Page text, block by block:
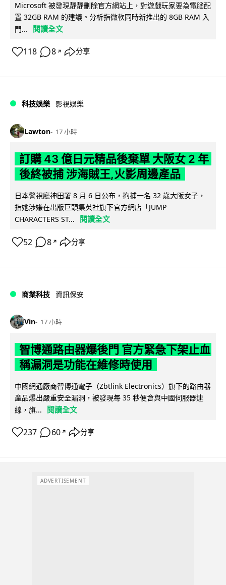
Microsoft 被發現靜靜刪除官方網站上，對遊戲玩家要為電腦配
置 32GB RAM 的建議。分析指微軟同時新推出的 8GB RAM 入
門...
閱讀全文
118 8 ↗ 分享
科技娛樂 影視娛樂
Lawton 17 小時
訂購 43 億日元精品後棄單 大阪女 2 年
後終被捕 涉海賊王,火影周邊產品
日本警視廳神田署 8 月 6 日公布，拘捕一名 32 歲大阪女子，
指她涉嫌在出版巨頭集英社旗下官方網店「JUMP
CHARACTERS ST...
閱讀全文
52 8 ↗ 分享
商業科技 資訊保安
Vin 17 小時
智博通路由器爆後門 官方緊急下架止血
稱漏洞是功能在維修時使用
中國網通廠商智博通電子（Zbtlink Electronics）旗下的路由器
產品爆出嚴重安全漏洞，被發現每 35 秒便會與中國伺服器連
線，旗...
閱讀全文
237 60 ↗ 分享
ADVERTISEMENT